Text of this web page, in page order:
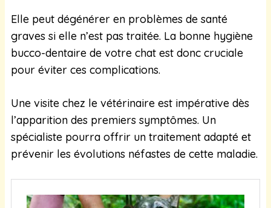
Elle peut dégénérer en problèmes de santé
graves si elle n’est pas traitée. La bonne hygiène
bucco-dentaire de votre chat est donc cruciale
pour éviter ces complications.
Une visite chez le vétérinaire est impérative dès
l’apparition des premiers symptômes. Un
spécialiste pourra offrir un traitement adapté et
prévenir les évolutions néfastes de cette maladie.